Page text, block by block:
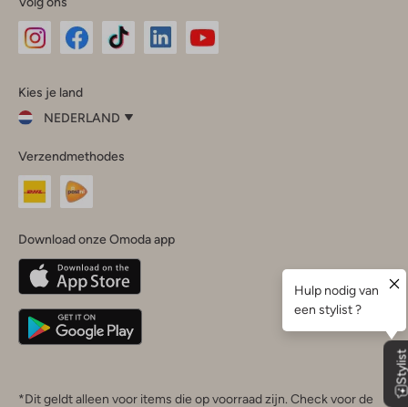
InstagramFacebook
Kies je land
NEDERLAND
je
land
Nederland
Belgique(Français)
Deutschland
Verzendmethodes
Download onze Omoda app
*Dit geldt alleen voor items die op voorraad zijn. Check voor de